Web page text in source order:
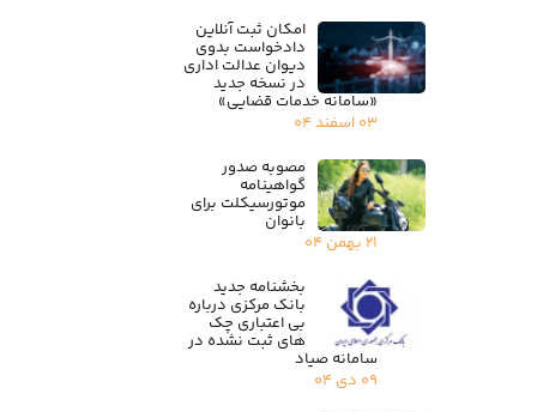
امکان ثبت آنلاین
دادخواست بدوی
دیوان عدالت اداری
در نسخه جدید
«سامانه خدمات قضایی»
۰۳ اسفند ۰۴
مصوبه صدور
گواهینامه
موتورسیکلت برای
بانوان
۲۱ بهمن ۰۴
بخشنامه جدید
بانک مرکزی درباره
بی اعتباری چک
های ثبت نشده در
سامانه صیاد
۰۹ دی ۰۴